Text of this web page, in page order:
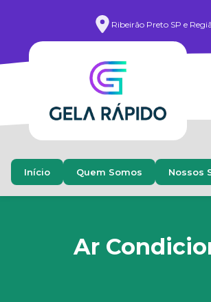
Ribeirão Preto SP e
Início Quem Somos Nossos
Ar